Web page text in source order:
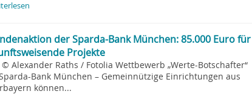
der Sparda-Bank München: 85.000 Euro für
Projekte
© Alexander Raths / Fotolia Wettbewerb „Werte-Botschafter“
Bank München – Gemeinnützige Einrichtungen aus
können...